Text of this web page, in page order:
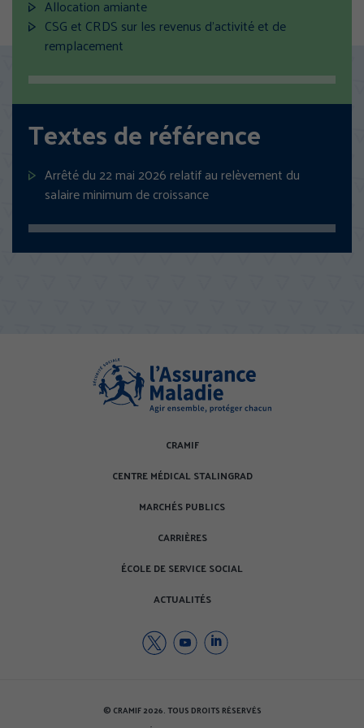
TOUT ACCEPTER
Allocation amiante
CSG et CRDS sur les revenus d'activité et de
remplacement
Textes de référence
Arrêté du 22 mai 2026 relatif au relèvement du
salaire minimum de croissance
CRAMIF
CENTRE MÉDICAL STALINGRAD
MARCHÉS PUBLICS
CARRIÈRES
ÉCOLE DE SERVICE SOCIAL
ACTUALITÉS
Twitter
de
(nouvelle
Youtube
de
(nouvelle
Youtube
de
(nouvelle
© CRAMIF 2026. TOUS DROITS RÉSERVÉS